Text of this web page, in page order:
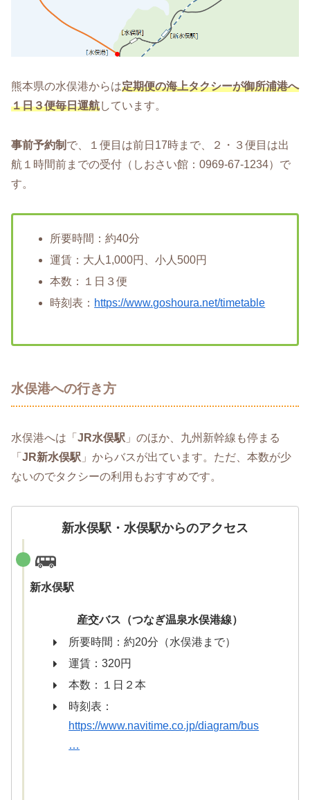
熊本県の水俣港からは定期便の海上タクシーが御所浦港へ
１日３便毎日運航しています。
事前予約制 で、１便目は前日17時まで、２・３便目は出
航１時間前までの受付（しおさい館：0969-67-1234）で
す。
所要時間：約40分
運賃：大人1,000円、小人500円
本数：１日３便
時刻表： https://www.goshoura.net/timetable
水俣港への行き方
水俣港へは「 JR水俣駅 」のほか、九州新幹線も停まる
「 JR新水俣駅 」からバスが出ています。ただ、本数が少
ないのでタクシーの利用もおすすめです。
新水俣駅・水俣駅からのアクセス
新水俣駅
産交バス（つなぎ温泉水俣港線）
所要時間：約20分（水俣港まで）
運賃：320円
本数：１日２本
時刻表：
https://www.navitime.co.jp/diagram/bus
…